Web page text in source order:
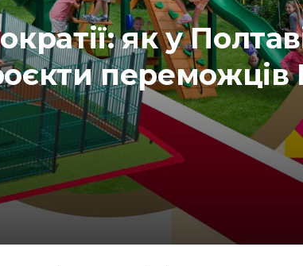
як у